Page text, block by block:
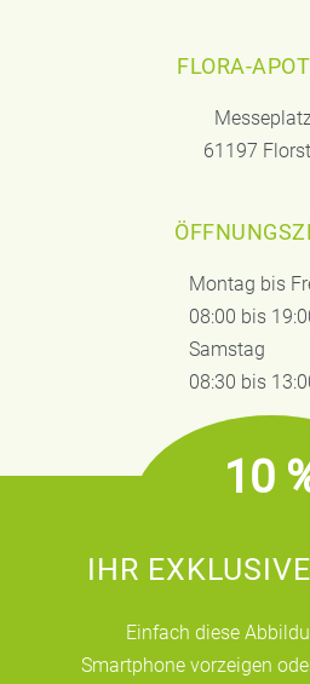
FLORA-
61197
Montag bis
08:00 bis
Samstag
08:30 bis
10
IHR
Einfach diese
Smartphone vorzeigen